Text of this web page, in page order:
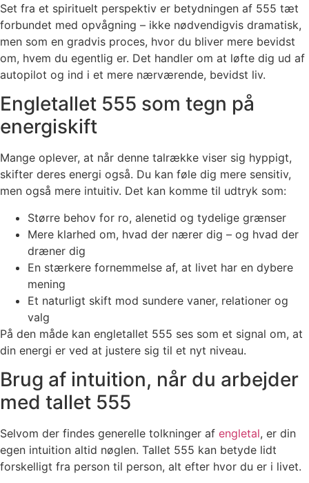
Set fra et spirituelt perspektiv er betydningen af 555 tæt
forbundet med opvågning – ikke nødvendigvis dramatisk,
men som en gradvis proces, hvor du bliver mere bevidst
om, hvem du egentlig er. Det handler om at løfte dig ud af
autopilot og ind i et mere nærværende, bevidst liv.
Engletallet 555 som tegn på
energiskift
Mange oplever, at når denne talrække viser sig hyppigt,
skifter deres energi også. Du kan føle dig mere sensitiv,
men også mere intuitiv. Det kan komme til udtryk som:
Større behov for ro, alenetid og tydelige grænser
Mere klarhed om, hvad der nærer dig – og hvad der
dræner dig
En stærkere fornemmelse af, at livet har en dybere
mening
Et naturligt skift mod sundere vaner, relationer og
valg
På den måde kan engletallet 555 ses som et signal om, at
din energi er ved at justere sig til et nyt niveau.
Brug af intuition, når du arbejder
med tallet 555
Selvom der findes generelle tolkninger af engletal, er din
egen intuition altid nøglen. Tallet 555 kan betyde lidt
forskelligt fra person til person, alt efter hvor du er i livet.